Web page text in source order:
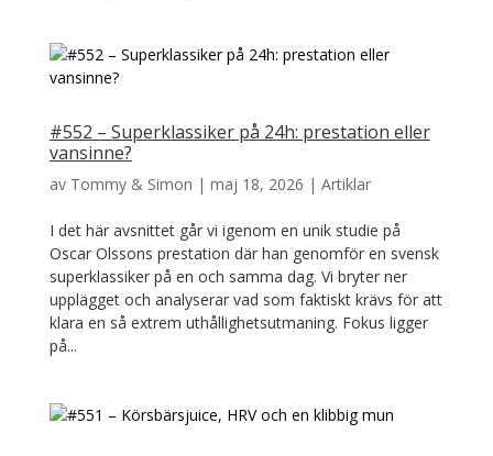
#552 – Superklassiker på 24h: prestation eller
vansinne?
av Tommy & Simon | maj 18, 2026 | Artiklar
I det här avsnittet går vi igenom en unik studie på
Oscar Olssons prestation där han genomför en svensk
superklassiker på en och samma dag. Vi bryter ner
upplägget och analyserar vad som faktiskt krävs för att
klara en så extrem uthållighetsutmaning. Fokus ligger
på...